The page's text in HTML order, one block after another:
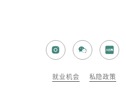
就业机会​ 私隐政策​​